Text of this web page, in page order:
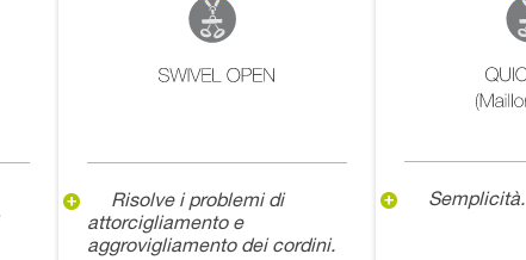
Risolve i problemi di
attorcigliamento e
aggrovigliamento dei cordini.
Semplicità.